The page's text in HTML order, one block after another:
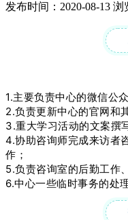
发布时间：2020-08-13 浏
1.主要负责中心的微信公
2.负责更新中心的官网和
3.重大学习活动的文案撰
4.协助咨询师完成来访者
作；
5.负责咨询室的后勤工作
6.中心一些临时事务的处理